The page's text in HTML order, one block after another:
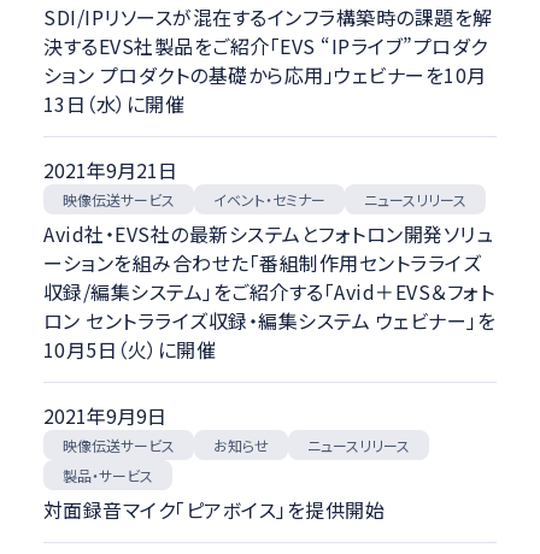
SDI/IPリソースが混在するインフラ構築時の課題を解
決するEVS社製品をご紹介「EVS “IPライブ”プロダク
ション プロダクトの基礎から応用」ウェビナーを10月
13日（水）に開催
2021年9月21日
映像伝送サービス イベント・セミナー ニュースリリース
Avid社・EVS社の最新システムとフォトロン開発ソリュ
ーションを組み合わせた「番組制作用セントラライズ
収録/編集システム」をご紹介する「Avid＋EVS＆フォト
ロン セントラライズ収録・編集システム ウェビナー」を
10月5日（火）に開催
2021年9月9日
映像伝送サービス お知らせ ニュースリリース
製品・サービス
対面録音マイク「ピアボイス」を提供開始